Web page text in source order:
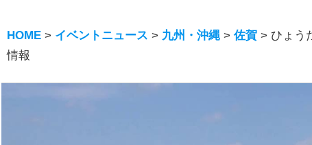
HOME > イベントニュース > 九州・沖縄 >佐賀 >ひょう
情報